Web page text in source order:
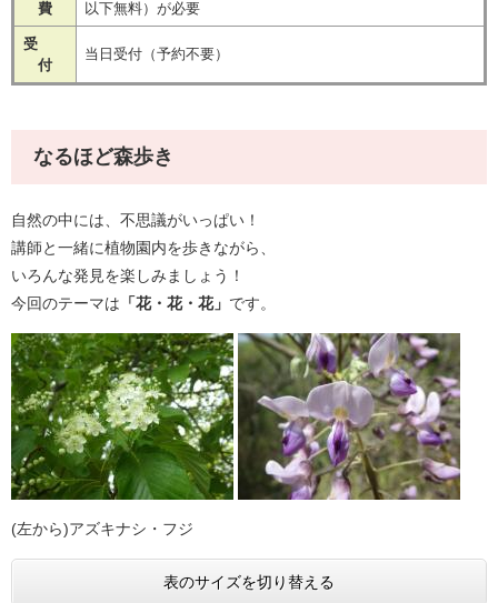
費 以下無料）が必要
受
付
当日受付（予約不要）
なるほど森歩き
自然の中には、不思議がいっぱい！
講師と一緒に植物園内を歩きながら、
いろんな発見を楽しみましょう！
今回のテーマは 「花・花・花」 です。
(左から)アズキナシ・フジ
表のサイズを切り替える